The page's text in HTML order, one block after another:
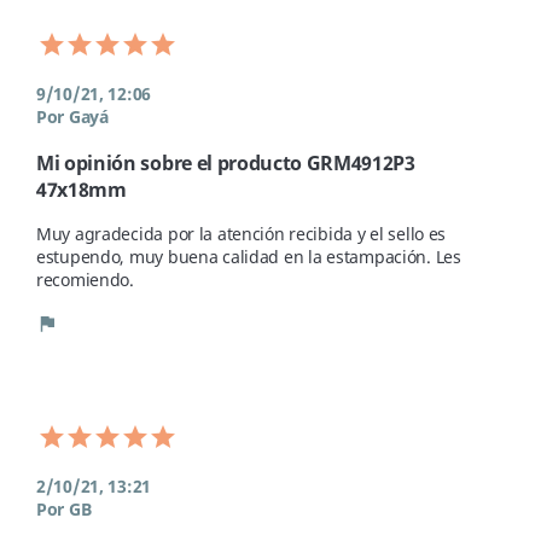
9/10/21, 12:06
Por Gayá
Mi opinión sobre el producto GRM4912P3
47x18mm
Muy agradecida por la atención recibida y el sello es
estupendo, muy buena calidad en la estampación. Les
recomiendo.
flag
2/10/21, 13:21
Por GB